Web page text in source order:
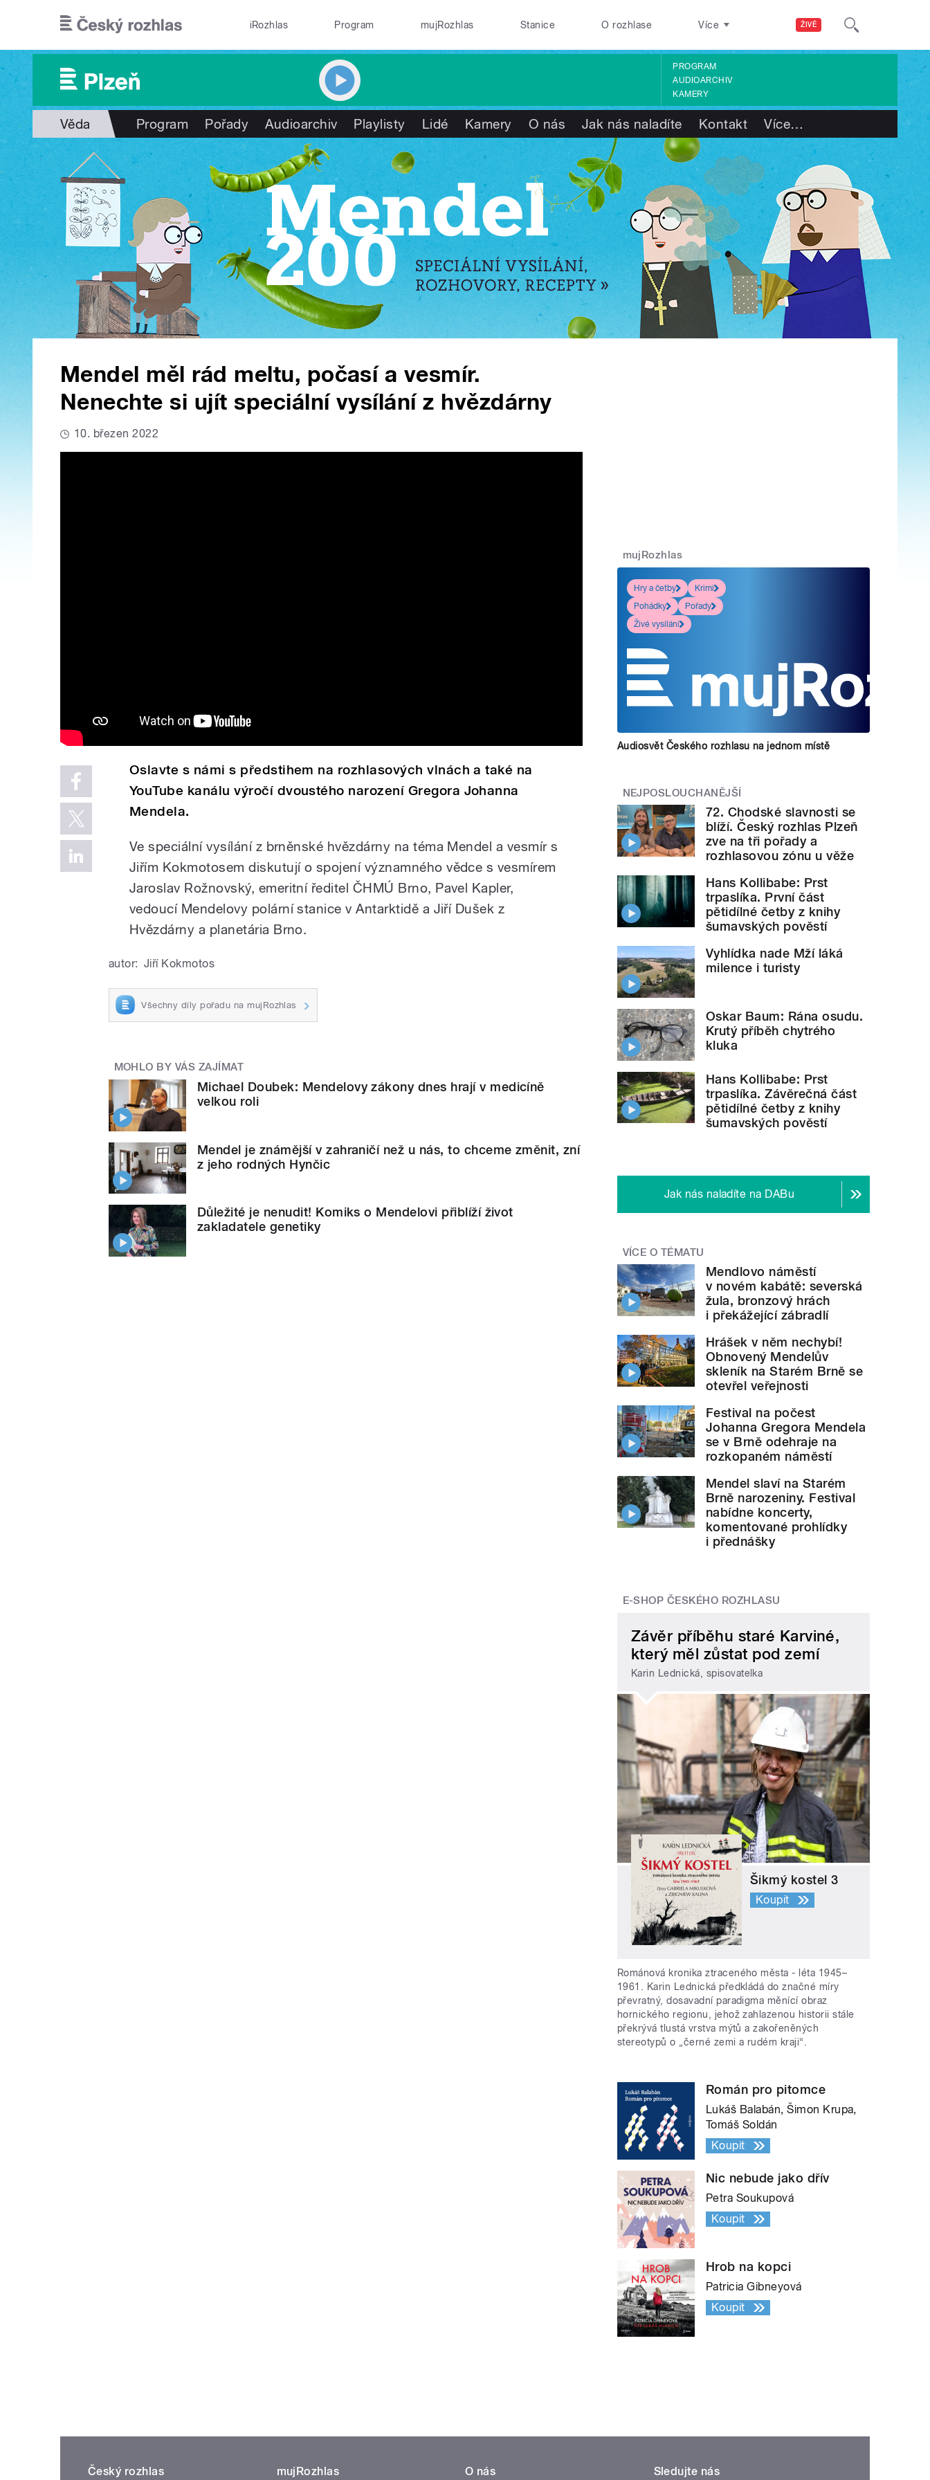
ŽIVĚ
iRozhlas Program mujRozhlas Stanice O rozhlase Více
PROGRAM
AUDIOARCHIV
KAMERY
Věda Program Pořady Audioarchiv Playlisty Lidé Kamery O nás Jak nás naladíte Kontakt Více…
Mendel měl rád meltu, počasí a vesmír.
Nenechte si ujít speciální vysílání z hvězdárny
10. březen 2022
Oslavte s námi s předstihem na rozhlasových vlnách a také na
YouTube kanálu výročí dvoustého narození Gregora Johanna
Mendela.
Ve speciální vysílání z brněnské hvězdárny na téma Mendel a vesmír s
Jiřím Kokmotosem diskutují o spojení významného vědce s vesmírem
Jaroslav Rožnovský, emeritní ředitel ČHMÚ Brno, Pavel Kapler,
vedoucí Mendelovy polární stanice v Antarktidě a Jiří Dušek z
Hvězdárny a planetária Brno.
autor: Jiří Kokmotos
Všechny díly pořadu na mujRozhlas
MOHLO BY VÁS ZAJÍMAT
Michael Doubek: Mendelovy zákony dnes hrají v medicíně
velkou roli
Mendel je známější v zahraničí než u nás, to chceme změnit, zní
z jeho rodných Hynčic
Důležité je nenudit! Komiks o Mendelovi přiblíží život
zakladatele genetiky
mujRozhlas
Hry a četby
Krimi
Pohádky
Pořady
Živé vysílání
Audiosvět Českého rozhlasu na jednom místě
NEJPOSLOUCHANĚJŠÍ
72. Chodské slavnosti se
blíží. Český rozhlas Plzeň
zve na tři pořady a
rozhlasovou zónu u věže
Hans Kollibabe: Prst
trpaslíka. První část
pětidílné četby z knihy
šumavských pověstí
Vyhlídka nade Mží láká
milence i turisty
Oskar Baum: Rána osudu.
Krutý příběh chytrého
kluka
Hans Kollibabe: Prst
trpaslíka. Závěrečná část
pětidílné četby z knihy
šumavských pověstí
Jak nás naladíte na DABu
VÍCE O TÉMATU
Mendlovo náměstí
v novém kabátě: severská
žula, bronzový hrách
i překážející zábradlí
Hrášek v něm nechybí!
Obnovený Mendelův
skleník na Starém Brně se
otevřel veřejnosti
Festival na počest
Johanna Gregora Mendela
se v Brně odehraje na
rozkopaném náměstí
Mendel slaví na Starém
Brně narozeniny. Festival
nabídne koncerty,
komentované prohlídky
i přednášky
E-SHOP ČESKÉHO ROZHLASU
Závěr příběhu staré Karviné,
který měl zůstat pod zemí
Karin Lednická, spisovatelka
Šikmý kostel 3
Koupit
Románová kronika ztraceného města - léta 1945–
1961. Karin Lednická předkládá do značné míry
převratný, dosavadní paradigma měnící obraz
hornického regionu, jehož zahlazenou historii stále
překrývá tlustá vrstva mýtů a zakořeněných
stereotypů o „černé zemi a rudém kraji“.
Román pro pitomce
Lukáš Balabán, Šimon Krupa,
Tomáš Soldán
Koupit
Nic nebude jako dřív
Petra Soukupová
Koupit
Hrob na kopci
Patricia Gibneyová
Koupit
Český rozhlas mujRozhlas O nás Sledujte nás